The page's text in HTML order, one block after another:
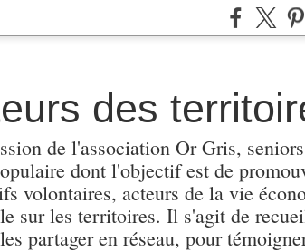
des
de l'association Or Gris,
dont l'objectif est de
volontaires, acteurs de la vie
sur les territoires. Il s'agit de
partager en réseau, pour